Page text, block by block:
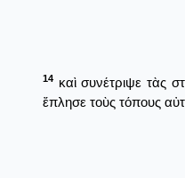
14 καὶ συνέτριψε τὰς
ἔπλησε τοὺς τόπους